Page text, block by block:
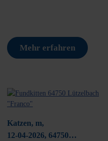
Mehr erfahren
Katzen, m,
12-04-2026, 64750